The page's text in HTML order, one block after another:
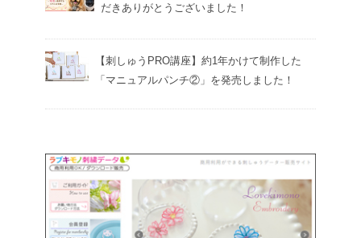
だきありがとうございました！
【刺しゅうPRO講座】約1年かけて制作した
「マニュアルパンチ②」を発売しました！